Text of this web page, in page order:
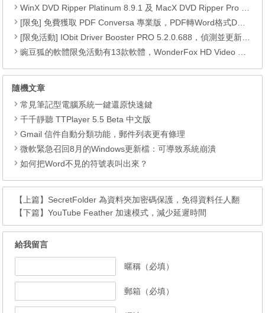
WinX DVD Ripper Platinum 8.9.1 及 MacX DVD Ripper Pro 6.2.1 限免活動
[限免] 免費獲取 PDF Conversa 專業版，PDF轉Word格式DOC或Word轉換成PDF
[限免活動] IObit Driver Booster PRO 5.2.0.688，偵測並更新最新驅動程式，可以自動更新驅動程式
豌豆狐的軟體限免活動有13款軟體，WonderFox HD Video Converter Factory Pro、 Watermark Software、WiseCare 365 Pro、Seed4.Me VPN、WinToFlash Professional、RightNote Standard、ONLYOFFICE Cloud Office、Epubor Ultimate、Folder Marker Home 、Clipà.Vu、Preloaders、Animiz Professional 以及 DoYourData Uninstaller Pro。
隨機文章
常見筆記型電腦系統一鍵還原快速鍵
千千靜聽 TTPlayer 5.5 Beta 中文版
Gmail 信件自動分類功能，郵件列表更有條理
微軟緊急召回8月的Windows更新檔：可導致系統崩潰
如何把Word不見的符號表叫出來？
【上篇】 SecretFolder 為資料夾加密碼保護，免得資料任人翻
【下篇】YouTube Feather 加速模式，減少延遲時間
給我留言
暱稱（必填）
郵箱（必填）